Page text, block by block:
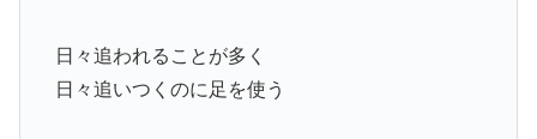
日々追われることが多く
日々追いつくのに足を使う